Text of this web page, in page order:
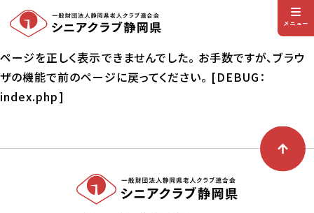
メニュー
ページを正しく表示できませんでした。 お手数ですが、ブラウ
ザの機能で前のページに戻ってください。 [DEBUG：
index.php]